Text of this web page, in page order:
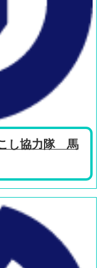
し協力隊 馬